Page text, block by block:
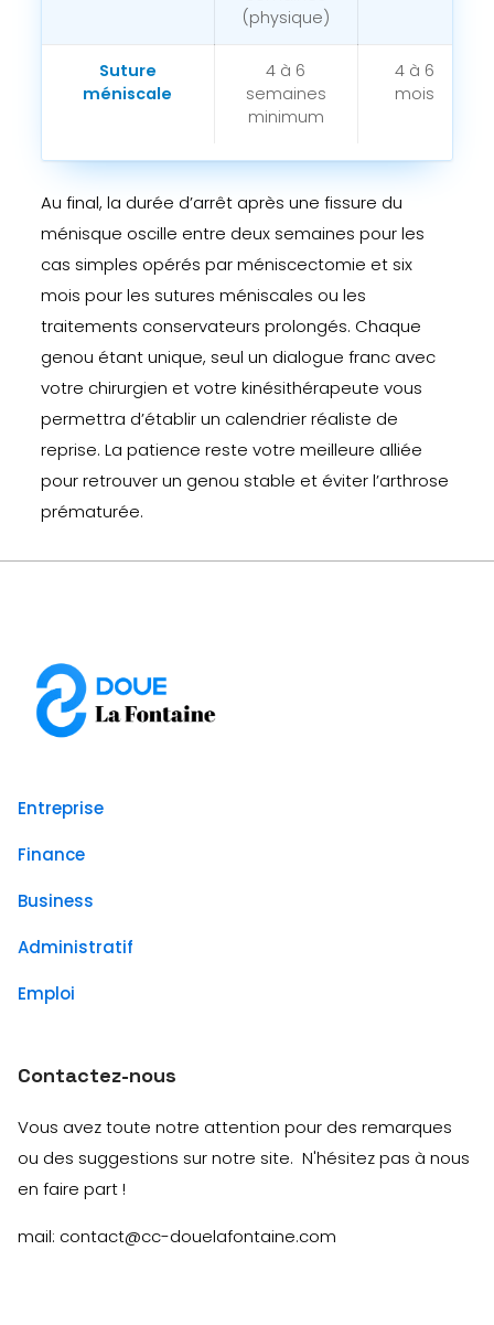
(physique)
Suture
méniscale
4 à 6
semaines
minimum
4 à 6
mois
Au final, la durée d’arrêt après une fissure du
ménisque oscille entre deux semaines pour les
cas simples opérés par méniscectomie et six
mois pour les sutures méniscales ou les
traitements conservateurs prolongés. Chaque
genou étant unique, seul un dialogue franc avec
votre chirurgien et votre kinésithérapeute vous
permettra d’établir un calendrier réaliste de
reprise. La patience reste votre meilleure alliée
pour retrouver un genou stable et éviter l’arthrose
prématurée.
Entreprise
Finance
Business
Administratif
Emploi
Contactez-nous
Vous avez toute notre attention pour des remarques
ou des suggestions sur notre site. N'hésitez pas à nous
en faire part !
mail: contact@cc-douelafontaine.com